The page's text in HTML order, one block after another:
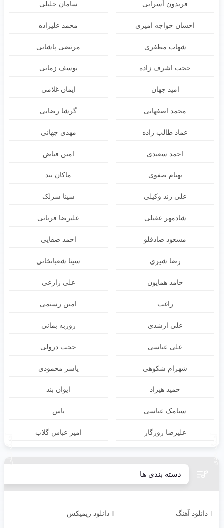
فریدون آسرایی سامان جلیلی
احسان خواجه امیری محمد علیزاده
شهاب مظفری مرتضی پاشایی
حجت اشرف زاده یوسف زمانی
امید جهان ایمان غلامی
محمد اصفهانی گرشا رضایی
عماد طالب زاده مهدی جهانی
احمد سعیدی امین فیاض
بهنام صفوی ماکان بند
علی زند وکیلی سینا سرلک
شادمهر عقیلی علیرضا قربانی
مسعود صادقلو احمد صفایی
رضا شیری سینا شعبانخانی
حامد همایون علی زارعی
راغب امین رستمی
علی ارشدی روزبه بمانی
علی عباسی حجت درولی
شهرام شکوهی یاسر محمودی
حمید هیراد ایوان بند
سیامک عباسی یاس
علیرضا روزگار امیر عباس گلاب
دسته بندی ها
دانلود آهنگ دانلود ریمیکس